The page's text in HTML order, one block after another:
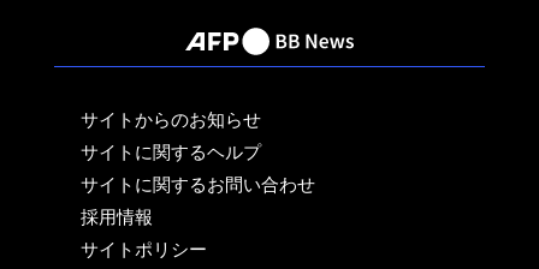
サイトからのお知らせ
サイトに関するヘルプ
サイトに関するお問い合わせ
採用情報
サイトポリシー